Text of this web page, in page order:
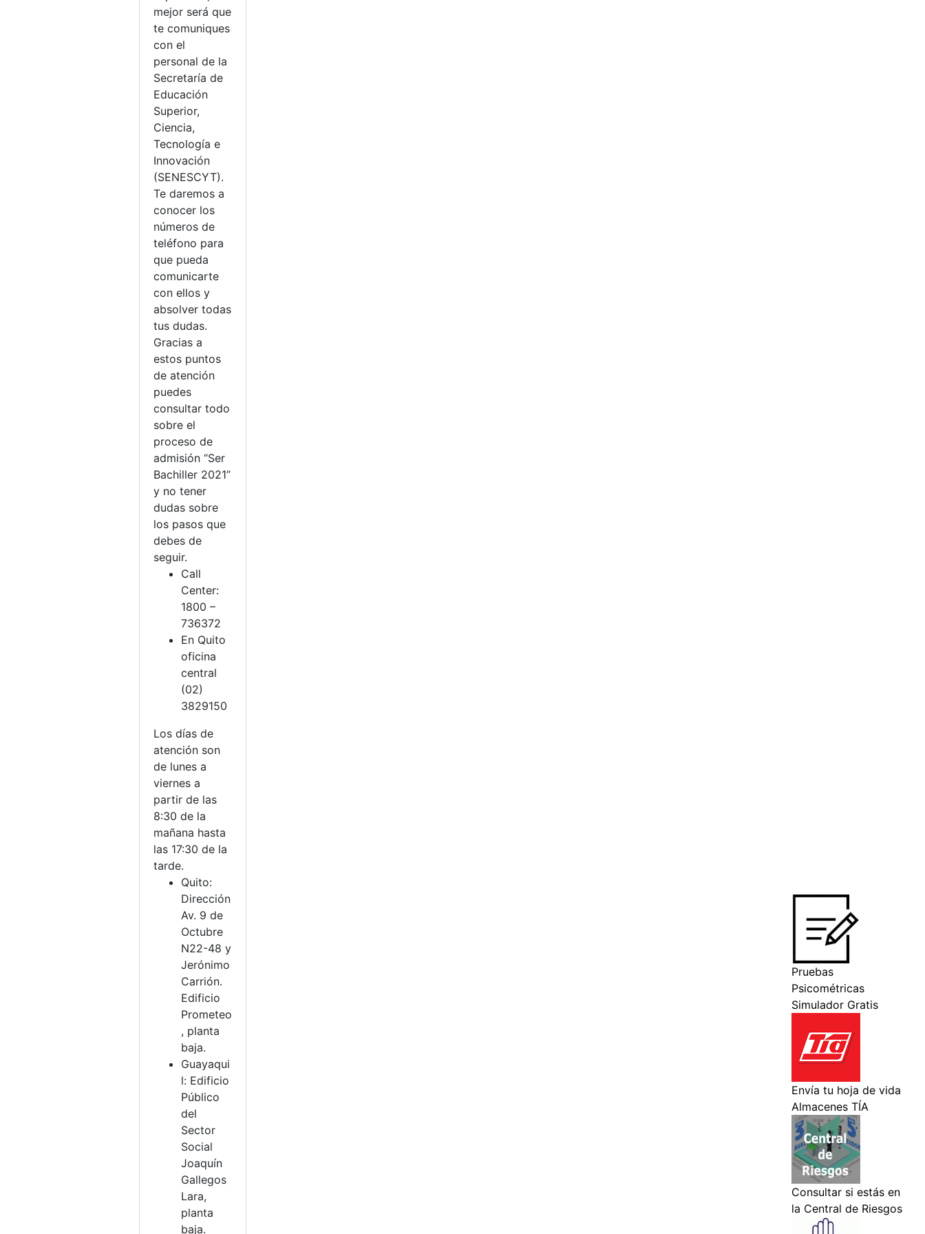
mejor será que
te comuniques
con el
personal de la
Secretaría de
Educación
Superior,
Ciencia,
Tecnología e
Innovación
(SENESCYT).
Te daremos a
conocer los
números de
teléfono para
que pueda
comunicarte
con ellos y
absolver todas
tus dudas.
Gracias a
estos puntos
de atención
puedes
consultar todo
sobre el
proceso de
admisión “Ser
Bachiller 2021”
y no tener
dudas sobre
los pasos que
debes de
seguir.
Call
Center:
1800 –
736372
En Quito
oficina
central
(02)
3829150
Los días de
atención son
de lunes a
viernes a
partir de las
8:30 de la
mañana hasta
las 17:30 de la
tarde.
Quito:
Dirección
Av. 9 de
Octubre
N22-48 y
Jerónimo
Carrión.
Edificio
Prometeo
, planta
baja.
Guayaqui
l: Edificio
Público
del
Sector
Social
Joaquín
Gallegos
Lara,
planta
baja.